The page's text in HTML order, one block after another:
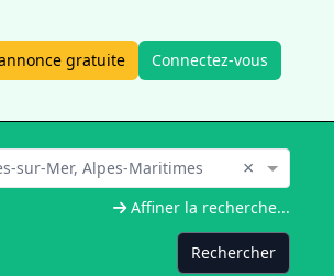
gratuite Connectez-vous
sur-Mer, Alpes-Maritimes ×
Affiner la recherche...
Rechercher